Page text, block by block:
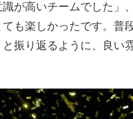
識が高いチームでした」
も楽しかったです。普
振り返るように、良い